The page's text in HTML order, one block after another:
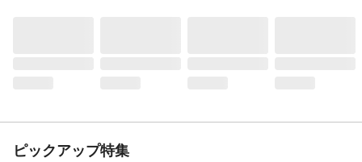
ピックアップ特集